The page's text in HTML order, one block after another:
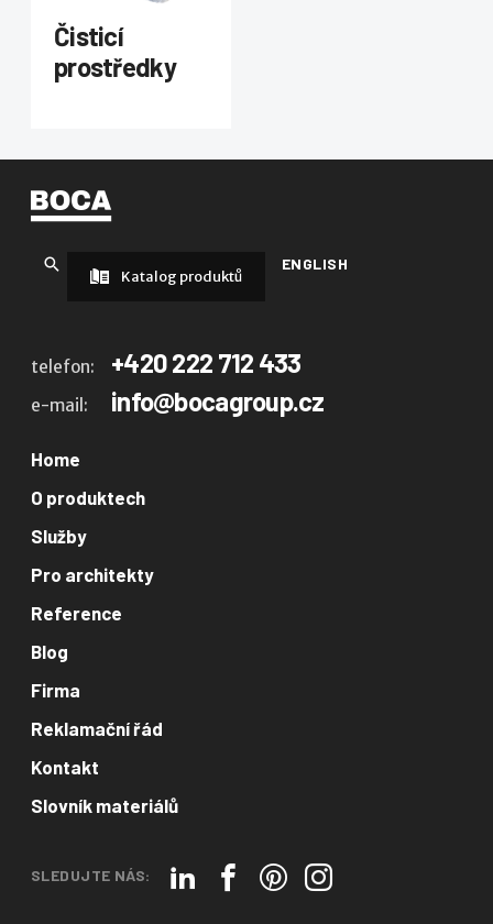
Čisticí
prostředky
ENGLISH
Katalog produktů
telefon: +420 222 712 433
e-mail: info@bocagroup.cz
Home
O produktech
Služby
Pro architekty
Reference
Blog
Firma
Reklamační řád
Kontakt
Slovník materiálů
SLEDUJTE NÁS: